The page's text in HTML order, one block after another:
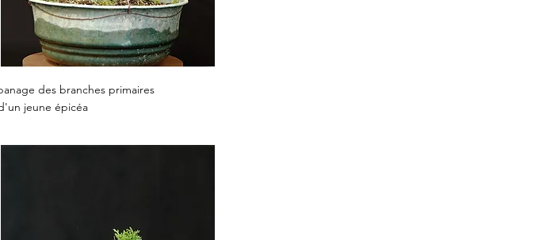
des branches primaires
jeune épicéa